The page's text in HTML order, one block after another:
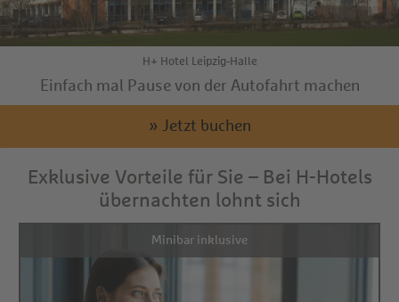
H+ Hotel Leipzig-Halle
Einfach mal Pause von der Autofahrt machen
» Jetzt buchen
Exklusive Vorteile für Sie – Bei H-Hotels
übernachten lohnt sich
Minibar inklusive